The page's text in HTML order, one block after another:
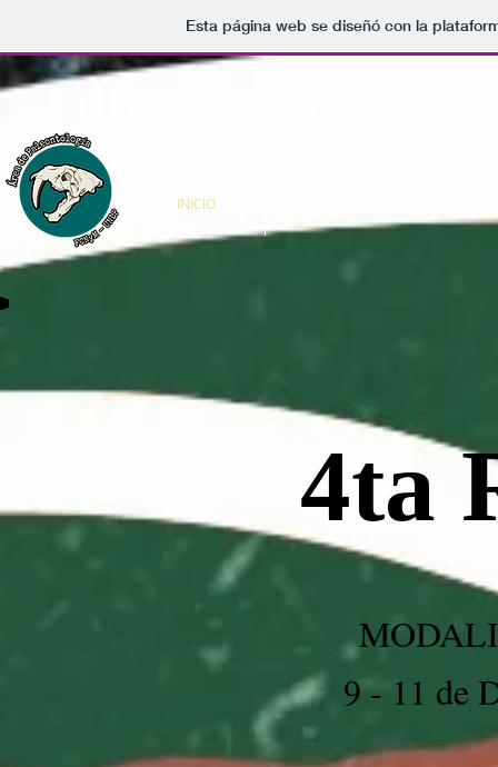
Esta página web se diseñó con la
INICIO
4ta
9 - 11 de